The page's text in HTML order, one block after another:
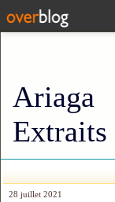
Ariaga
Extraits
28 juillet 2021